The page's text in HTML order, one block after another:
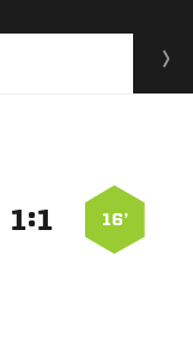
16’
: